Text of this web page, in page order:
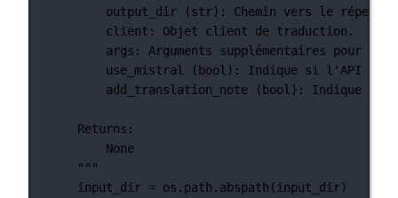
output_dir (str): Chemin vers le
client: Objet client de traduction.
args: Arguments supplémentaires pour la
use_mistral (bool): Indique si l'API
add_translation_note (bool): Indique si
Returns:
None
"""
input_dir = os.path.abspath(input_dir)